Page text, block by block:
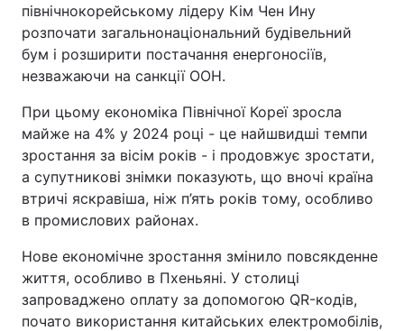
північнокорейському лідеру Кім Чен Ину
розпочати загальнонаціональний будівельний
бум і розширити постачання енергоносіїв,
незважаючи на санкції ООН.
При цьому економіка Північної Кореї зросла
майже на 4% у 2024 році - це найшвидші темпи
зростання за вісім років - і продовжує зростати,
а супутникові знімки показують, що вночі країна
втричі яскравіша, ніж п’ять років тому, особливо
в промислових районах.
Нове економічне зростання змінило повсякденне
життя, особливо в Пхеньяні. У столиці
запроваджено оплату за допомогою QR-кодів,
почато використання китайських електромобілів,